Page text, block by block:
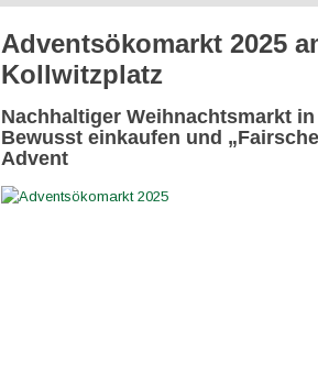
Adventsökomarkt 2025
Kollwitzplatz
Nachhaltiger Weihnachtsmarkt
Bewusst einkaufen und
Advent